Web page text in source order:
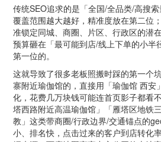
传统SEO追求的是「全国/全品类/高搜
覆盖范围越大越好，精准度放在第二位
准锁定同城、商圈、片区、行政区的潜
预算砸在「最可能到店/线上下单的小半
第一位的。
这就导致了很多老板照搬时踩的第一个
寨附近瑜伽馆的，直接用「瑜伽馆 西安
化，花费几万块钱可能连首页影子都看
塔西路附近高温瑜伽馆」「雁塔区地铁
教」这类带商圈/行政边界/交通锚点的
小、排名快，点击过来的客户到店转化